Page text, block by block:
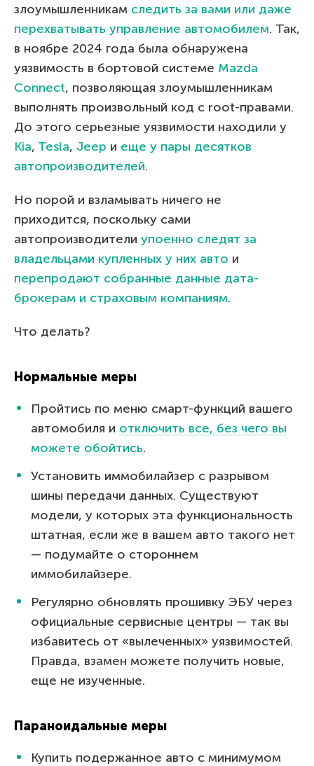
злоумышленникам следить за вами или даже
перехватывать управление автомобилем. Так,
в ноябре 2024 года была обнаружена
уязвимость в бортовой системе Mazda
Connect, позволяющая злоумышленникам
выполнять произвольный код с root-правами.
До этого серьезные уязвимости находили у
Kia, Tesla, Jeep и еще у пары десятков
автопроизводителей.
Но порой и взламывать ничего не
приходится, поскольку сами
автопроизводители упоенно следят за
владельцами купленных у них авто и
перепродают собранные данные дата-
брокерам и страховым компаниям.
Что делать?
Нормальные меры
Пройтись по меню смарт-функций вашего
автомобиля и отключить все, без чего вы
можете обойтись.
Установить иммобилайзер с разрывом
шины передачи данных. Существуют
модели, у которых эта функциональность
штатная, если же в вашем авто такого нет
— подумайте о стороннем
иммобилайзере.
Регулярно обновлять прошивку ЭБУ через
официальные сервисные центры — так вы
избавитесь от «вылеченных» уязвимостей.
Правда, взамен можете получить новые,
еще не изученные.
Параноидальные меры
Купить подержанное авто с минимумом